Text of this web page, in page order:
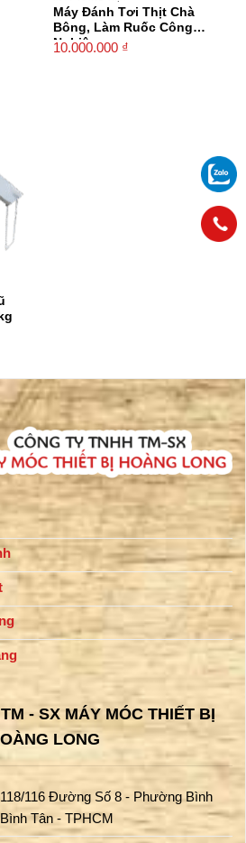
Máy Đánh Tơi Thịt Chà
Bông, Làm Ruốc Công
Nghiệp
10.000.000 ₫
- SX MÁY MÓC THIẾT BỊ
LONG
118/116 Đường Số 8 - Phường Bình
Tân - TPHCM